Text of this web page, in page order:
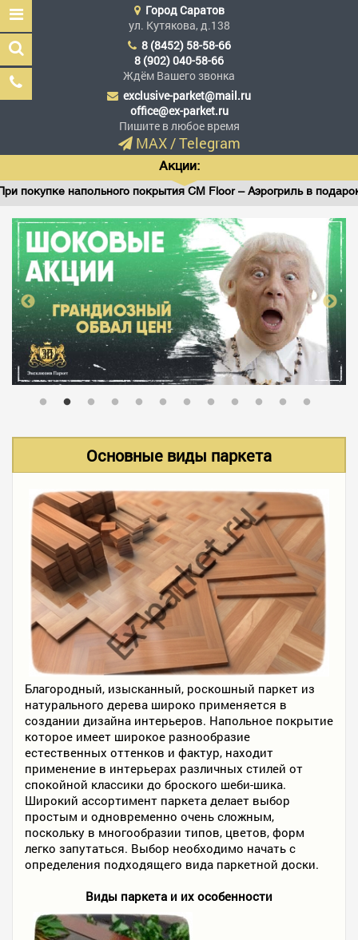
Эксклюзив Паркет
Мы сделали эксклюзив
доступным
ГЛАВНАЯ
АССОРТИМЕНТ
В НАЛИЧИИ
ФОТО РАБОТ
КОНТАКТЫ
ПОЛЕЗНОЕ
ГородСаратов
ул. Кутякова, д.138
8 (8452) 58-58-66
8 (902) 040-58-66
Ждём Вашего звонка
exclusive-parket@mail.ru
office@ex-parket.ru
Пишите в любое время
MAX/Telegram
Акции:
напольного покрытия CM Floor – Аэрогриль в подарок!
Основные виды паркета
Благородный, изысканный, роскошный паркет из
натурального дерева широко применяется в
создании дизайна интерьеров. Напольное покрытие
которое имеет широкое разнообразие
естественных оттенков и фактур, находит
применение в интерьерах различных стилей от
спокойной классики до броского шеби-шика.
Широкий ассортимент паркета делает выбор
простым и одновременно очень сложным,
поскольку в многообразии типов, цветов, форм
легко запутаться. Выбор необходимо начать с
определения подходящего вида паркетной доски.
Виды паркета и их особенности